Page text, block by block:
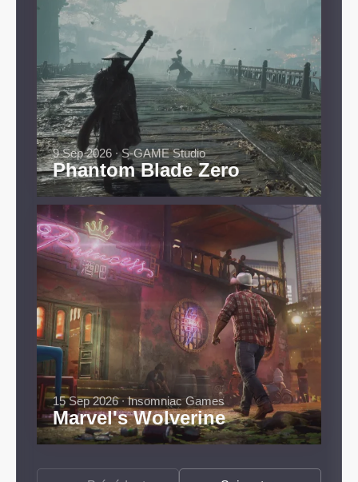
Phantom Blade Zero
9 Sep 2026 ∙ S-GAME Studio
Marvel's Wolverine
15 Sep 2026 ∙ Insomniac Games